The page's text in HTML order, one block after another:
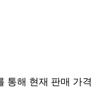
통해 현재 판매 가격